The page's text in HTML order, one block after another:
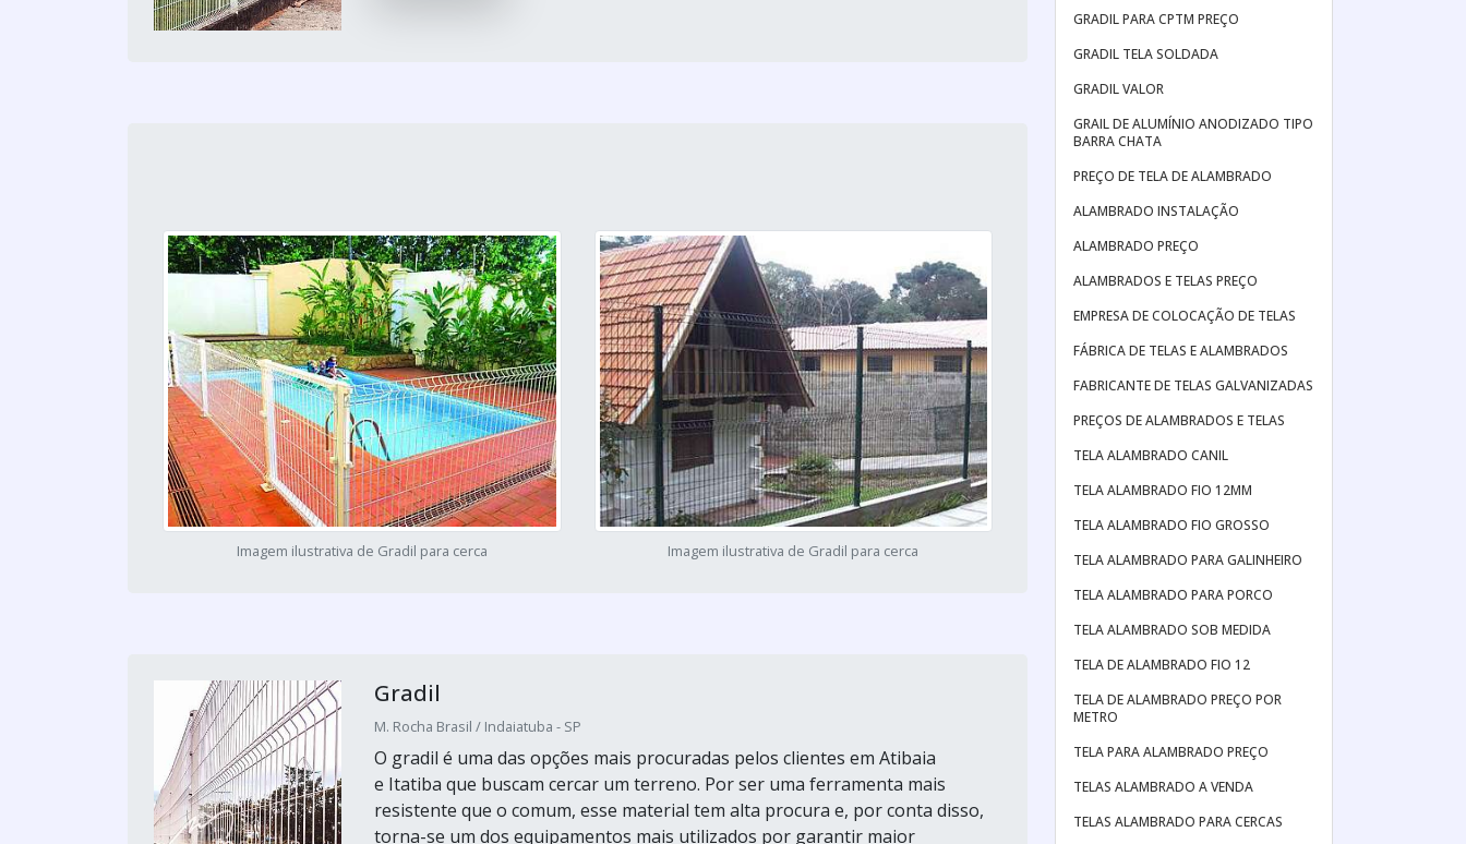
Imagem ilustrativa de Gradil para cerca Imagem ilustrativa de Gradil para cerca
Gradil
M. Rocha Brasil / Indaiatuba - SP
O gradil é uma das opções mais procuradas pelos clientes em Atibaia
e Itatiba que buscam cercar um terreno. Por ser uma ferramenta mais
resistente que o comum, esse material tem alta procura e, por conta disso,
torna-se um dos equipamentos mais utilizados por garantir maior
GRADIL PARA CPTM PREÇO
GRADIL TELA SOLDADA
GRADIL VALOR
GRAIL DE ALUMÍNIO ANODIZADO TIPO
BARRA CHATA
PREÇO DE TELA DE ALAMBRADO
ALAMBRADO INSTALAÇÃO
ALAMBRADO PREÇO
ALAMBRADOS E TELAS PREÇO
EMPRESA DE COLOCAÇÃO DE TELAS
FÁBRICA DE TELAS E ALAMBRADOS
FABRICANTE DE TELAS GALVANIZADAS
PREÇOS DE ALAMBRADOS E TELAS
TELA ALAMBRADO CANIL
TELA ALAMBRADO FIO 12MM
TELA ALAMBRADO FIO GROSSO
TELA ALAMBRADO PARA GALINHEIRO
TELA ALAMBRADO PARA PORCO
TELA ALAMBRADO SOB MEDIDA
TELA DE ALAMBRADO FIO 12
TELA DE ALAMBRADO PREÇO POR
METRO
TELA PARA ALAMBRADO PREÇO
TELAS ALAMBRADO A VENDA
TELAS ALAMBRADO PARA CERCAS